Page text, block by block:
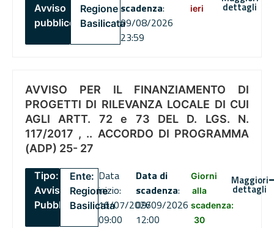
Avviso
pubblico
Regione
Basilicata
scadenza:
09/08/2026
23:59
ieri dettagli
AVVISO PER IL FINANZIAMENTO DI
PROGETTI DI RILEVANZA LOCALE DI CUI
AGLI ARTT. 72 e 73 DEL D. LGS. N.
117/2017 , .. ACCORDO DI PROGRAMMA
(ADP) 25- 27
Tipo:
Avviso
Pubblico
Ente:
Regione
Basilicata
Data
inizio:
16/07/2026
09:00
Data di
scadenza:
09/09/2026
12:00
Giorni
alla
scadenza:
30
Maggiori
dettagli